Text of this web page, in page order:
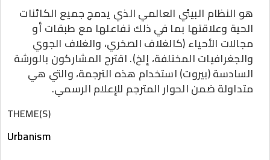
هو النظام البيئي العالمي الذي يدمج جميع الكائنات
الحية وعلاقتها بما في ذلك تفاعلها مع طبقات أو
مجالات الأحياء (كالغلاف الصخري، والغلاف الجوي
والجغرافيات المختلفة، إلخ). اقترح المشاركون بالورشة
السادسة (بيروت) استخدام هذه الترجمة، والتي هي
متداولة ضمن الحوار المترجم للإعلام الرسمي.
THEME(S)
Urbanism